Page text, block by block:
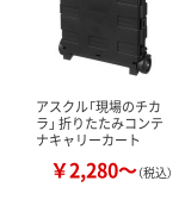
アスクル「現場のチカ
ラ」 折りたたみコンテ
ナキャリーカート
￥2,280～（税込）